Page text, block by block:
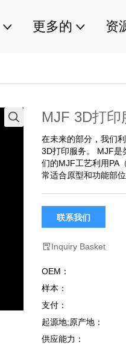
更多的 资
MJF 3D打印
在未来的部分，我们
3D打印服务。 MJF是
们的MJF工艺利用PA
常适合原型和功能部位
联系我们
Inquiry Basket
OEM：
样本：
支付：
起源地;原产地：
供应能力：